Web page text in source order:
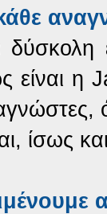
είναι η
ίσως